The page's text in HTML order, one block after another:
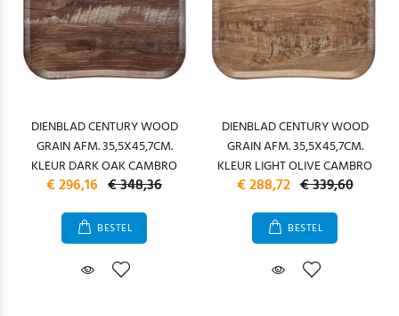
DIENBLAD CENTURY WOOD
GRAIN AFM. 35,5X45,7CM.
KLEUR DARK OAK CAMBRO
€ 296,16 € 348,36
BESTEL
DIENBLAD CENTURY WOOD
GRAIN AFM. 35,5X45,7CM.
KLEUR LIGHT OLIVE CAMBRO
€ 288,72 € 339,60
BESTEL